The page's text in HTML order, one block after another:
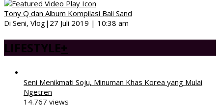
Tony Q dan Album Kompilasi Bali Sand
Di Seni, Vlog| 27 Juli 2019 | 10:38 am
LIFESTYLE+
Seni Menikmati Soju, Minuman Khas Korea yang Mulai
Ngetren
14.767 views